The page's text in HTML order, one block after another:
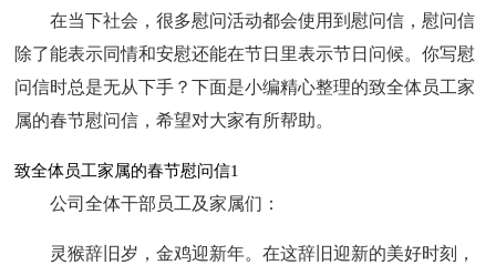
在当下社会，很多慰问活动都会使用到慰问信，慰问信
除了能表示同情和安慰还能在节日里表示节日问候。你写慰
问信时总是无从下手？下面是小编精心整理的致全体员工家
属的春节慰问信，希望对大家有所帮助。
致全体员工家属的春节慰问信1
公司全体干部员工及家属们：
灵猴辞旧岁，金鸡迎新年。在这辞旧迎新的美好时刻，